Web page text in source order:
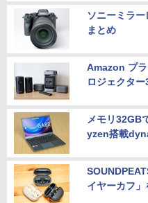
ソニーミラ
まとめ
Amazon プ
ロジェクタ
メモリ32GB
yzen搭載
イヤーカフ